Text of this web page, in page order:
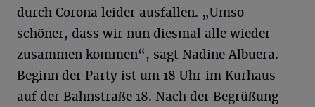
durch Corona leider ausfallen. „Umso
schöner, dass wir nun diesmal alle wieder
zusammen kommen“, sagt Nadine Albuera.
Beginn der Party ist um 18 Uhr im Kurhaus
auf der Bahnstraße 18. Nach der Begrüßung